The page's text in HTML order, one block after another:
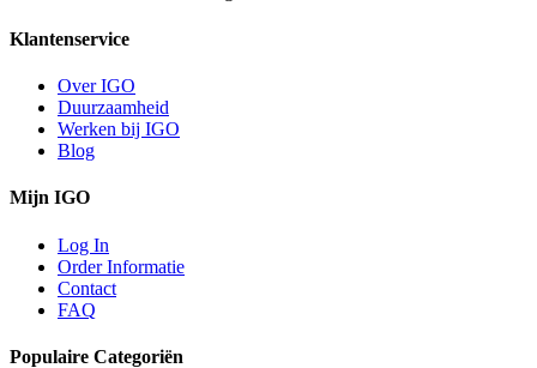
Klantenservice
Over IGO
Duurzaamheid
Werken bij IGO
Blog
Mijn IGO
Log In
Order Informatie
Contact
FAQ
Populaire Categoriën